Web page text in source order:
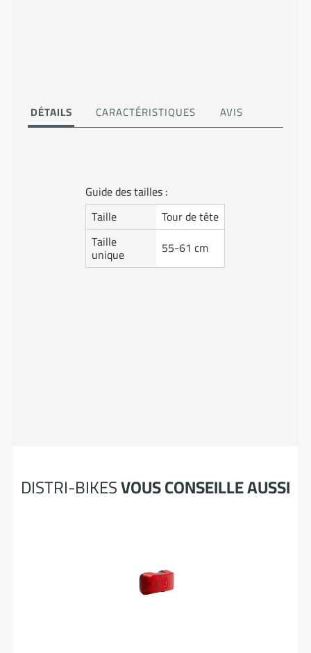
DÉTAILS CARACTÉRISTIQUES AVIS
Guide des tailles :
Taille
Tour de tête
Taille
unique 55-61 cm
DISTRI-BIKESVOUS CONSEILLE AUSSI